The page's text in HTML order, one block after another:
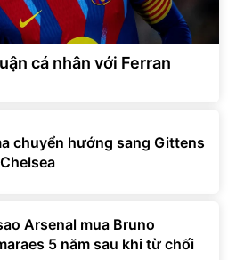
cá nhân với Ferran
chuyển hướng sang Gittens
Arsenal mua Bruno
5 năm sau khi từ chối